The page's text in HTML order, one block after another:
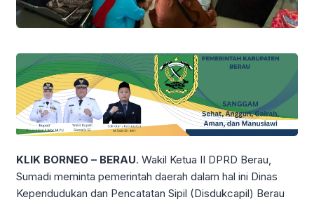
KLIK BORNEO – BERAU. Wakil Ketua II DPRD Berau,
Sumadi meminta pemerintah daerah dalam hal ini Dinas
Kependudukan dan Pencatatan Sipil (Disdukcapil) Berau